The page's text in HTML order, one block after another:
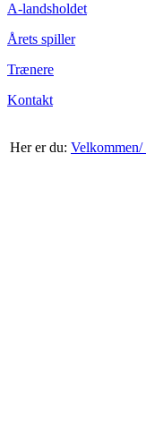
A-landsholdet
Årets spiller
Trænere
Kontakt
Her er du: Velkommen/